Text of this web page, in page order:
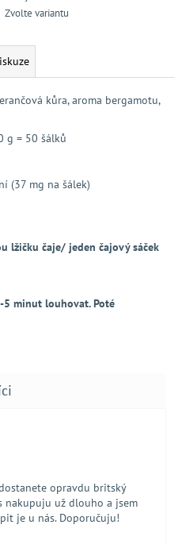
Zvolte variantu
kůra, aroma bergamotu,
g = 50 šálků
(37 mg na šálek)
lžičku čaje/ jeden čajový sáček
minut louhovat. Poté
je 5 z 5 hvězdiček.
opravdu britský
nakupuju už dlouho a jsem
je u nás. Doporučuju!